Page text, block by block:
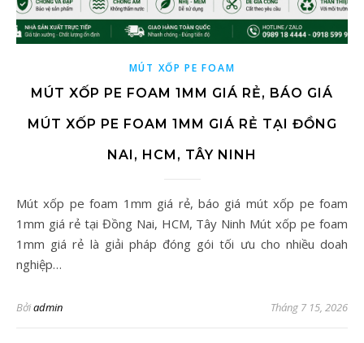
MÚT XỐP PE FOAM
MÚT XỐP PE FOAM 1MM GIÁ RẺ, BÁO GIÁ
MÚT XỐP PE FOAM 1MM GIÁ RẺ TẠI ĐỒNG
NAI, HCM, TÂY NINH
Mút xốp pe foam 1mm giá rẻ, báo giá mút xốp pe foam
1mm giá rẻ tại Đồng Nai, HCM, Tây Ninh Mút xốp pe foam
1mm giá rẻ là giải pháp đóng gói tối ưu cho nhiều doah
nghiệp…
Bởiadmin Tháng 7 15, 2026